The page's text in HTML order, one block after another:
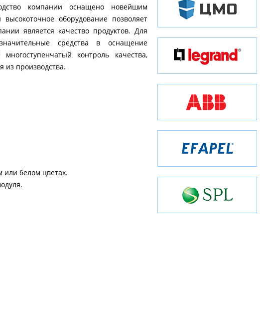
компании оснащено новейшим
оборудование позволяет
является качество продуктов. Для
средства в оснащение
контроль качества,
из производства.
белом цветах.